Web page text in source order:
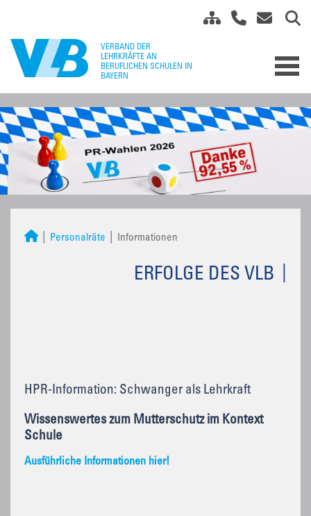
Personalräte Informationen
ERFOLGE DES VLB
HPR-Information: Schwanger als Lehrkraft
Wissenswertes zum Mutterschutz im Kontext
Schule
Ausführliche Informationen hier!